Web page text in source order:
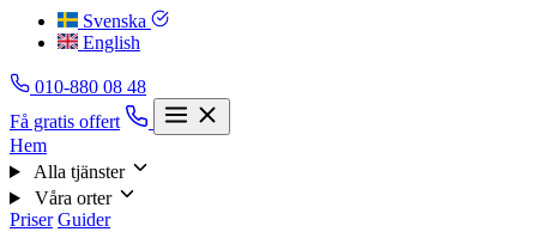
Svenska
English
010-880 08 48
Få gratis offert
Hem
Alla tjänster
Våra orter
Priser Guider